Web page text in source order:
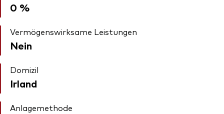
0 %
Vermögenswirksame Leistungen
Nein
Domizil
Irland
Anlagemethode